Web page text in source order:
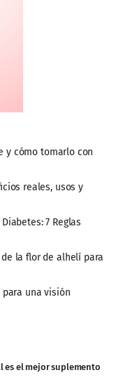
y cómo tomarlo con
reales, usos y
7 Reglas
la flor de alhelí para
para una visión
es el mejor suplemento